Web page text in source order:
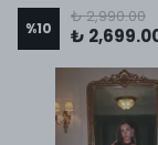
%10
₺ 2,990.00
₺